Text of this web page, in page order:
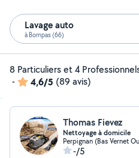
Lavage auto
à Bompas (66)
8 Particuliers et 4
-
4,6/5 (89 avis)
Thomas Fievez
Nettoyage à domicile
Perpignan (Bas Vernet
-/5